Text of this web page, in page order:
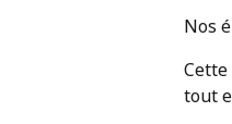
Nos
tout